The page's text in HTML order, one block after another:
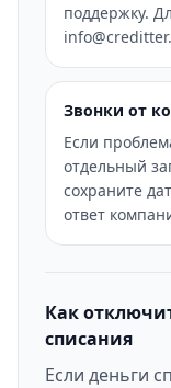
поддержку.
Звонки от
Если
отдельный
сохраните
ответ
Как
списания
Если деньги